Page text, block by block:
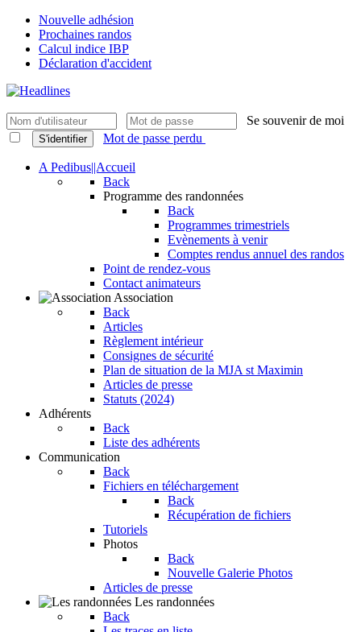
Nouvelle adhésion
Prochaines randos
Calcul indice IBP
Déclaration d'accident
Se souvenir de moi
S'identifier Mot de passe perdu
A Pedibus||Accueil
Back
Programme des randonnées
Back
Programmes trimestriels
Evènements à venir
Comptes rendus annuel des randos
Point de rendez-vous
Contact animateurs
Association
Back
Articles
Règlement intérieur
Consignes de sécurité
Plan de situation de la MJA st Maximin
Articles de presse
Statuts (2024)
Adhérents
Back
Liste des adhérents
Communication
Back
Fichiers en téléchargement
Back
Récupération de fichiers
Tutoriels
Photos
Back
Nouvelle Galerie Photos
Articles de presse
Les randonnées
Back